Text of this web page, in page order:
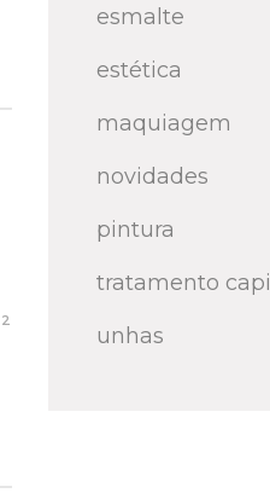
esmalte
estética
maquiagem
novidades
pintura
tratamento
unhas